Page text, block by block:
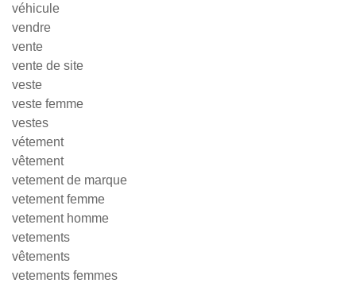
véhicule
vendre
vente
vente de site
veste
veste femme
vestes
vétement
vêtement
vetement de marque
vetement femme
vetement homme
vetements
vêtements
vetements femmes